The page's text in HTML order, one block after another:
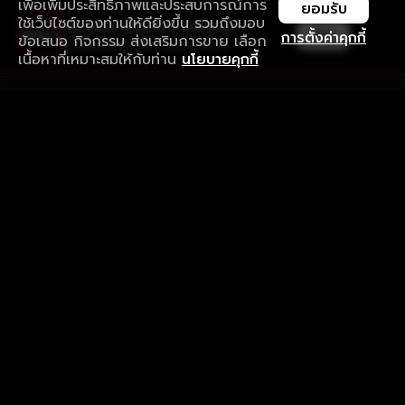
เพื่อเพิ่มประสิทธิภาพและประสบการณ์การ
ใช้เว็บไซต์ของท่านให้ดียิ่งขึ้น รวมถึงมอบ
ข้อเสนอ กิจกรรม ส่งเสริมการขาย เลือก
เนื้อหาที่เหมาะสมให้กับท่าน นโยบายคุกกี้
การตั้งค่าคุกกี้
ยอมรับ
ใช้งานแอป ลื่นไหลกว่า ไม่มีสะดุด
ดาวน์โหลดแอปเพื่อการรับชมที่ดีกว่า เปิด